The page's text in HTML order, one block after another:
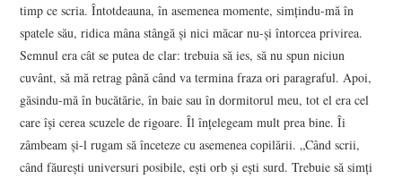
timp ce scria. Întotdeauna, în asemenea momente, simţindu-mă în
spatele său, ridica mâna stângă şi nici măcar nu-şi întorcea privirea.
Semnul era cât se putea de clar: trebuia să ies, să nu spun niciun
cuvânt, să mă retrag până când va termina fraza ori paragraful. Apoi,
găsindu-mă în bucătărie, în baie sau în dormitorul meu, tot el era cel
care îşi cerea scuzele de rigoare. Îl înţelegeam mult prea bine. Îi
zâmbeam şi-l rugam să înceteze cu asemenea copilării. „Când scrii,
când făureşti universuri posibile, eşti orb şi eşti surd. Trebuie să simţi